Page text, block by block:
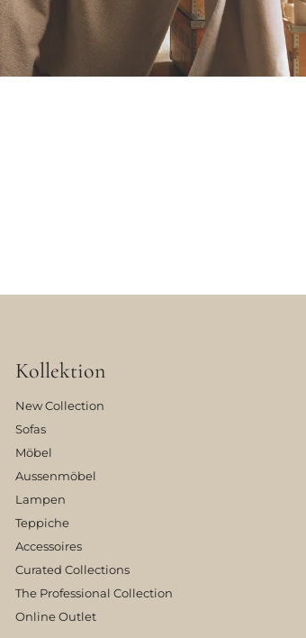
Kollektion
New Collection
Sofas
Möbel
Aussenmöbel
Lampen
Teppiche
Accessoires
Curated Collections
The Professional Collection
Online Outlet